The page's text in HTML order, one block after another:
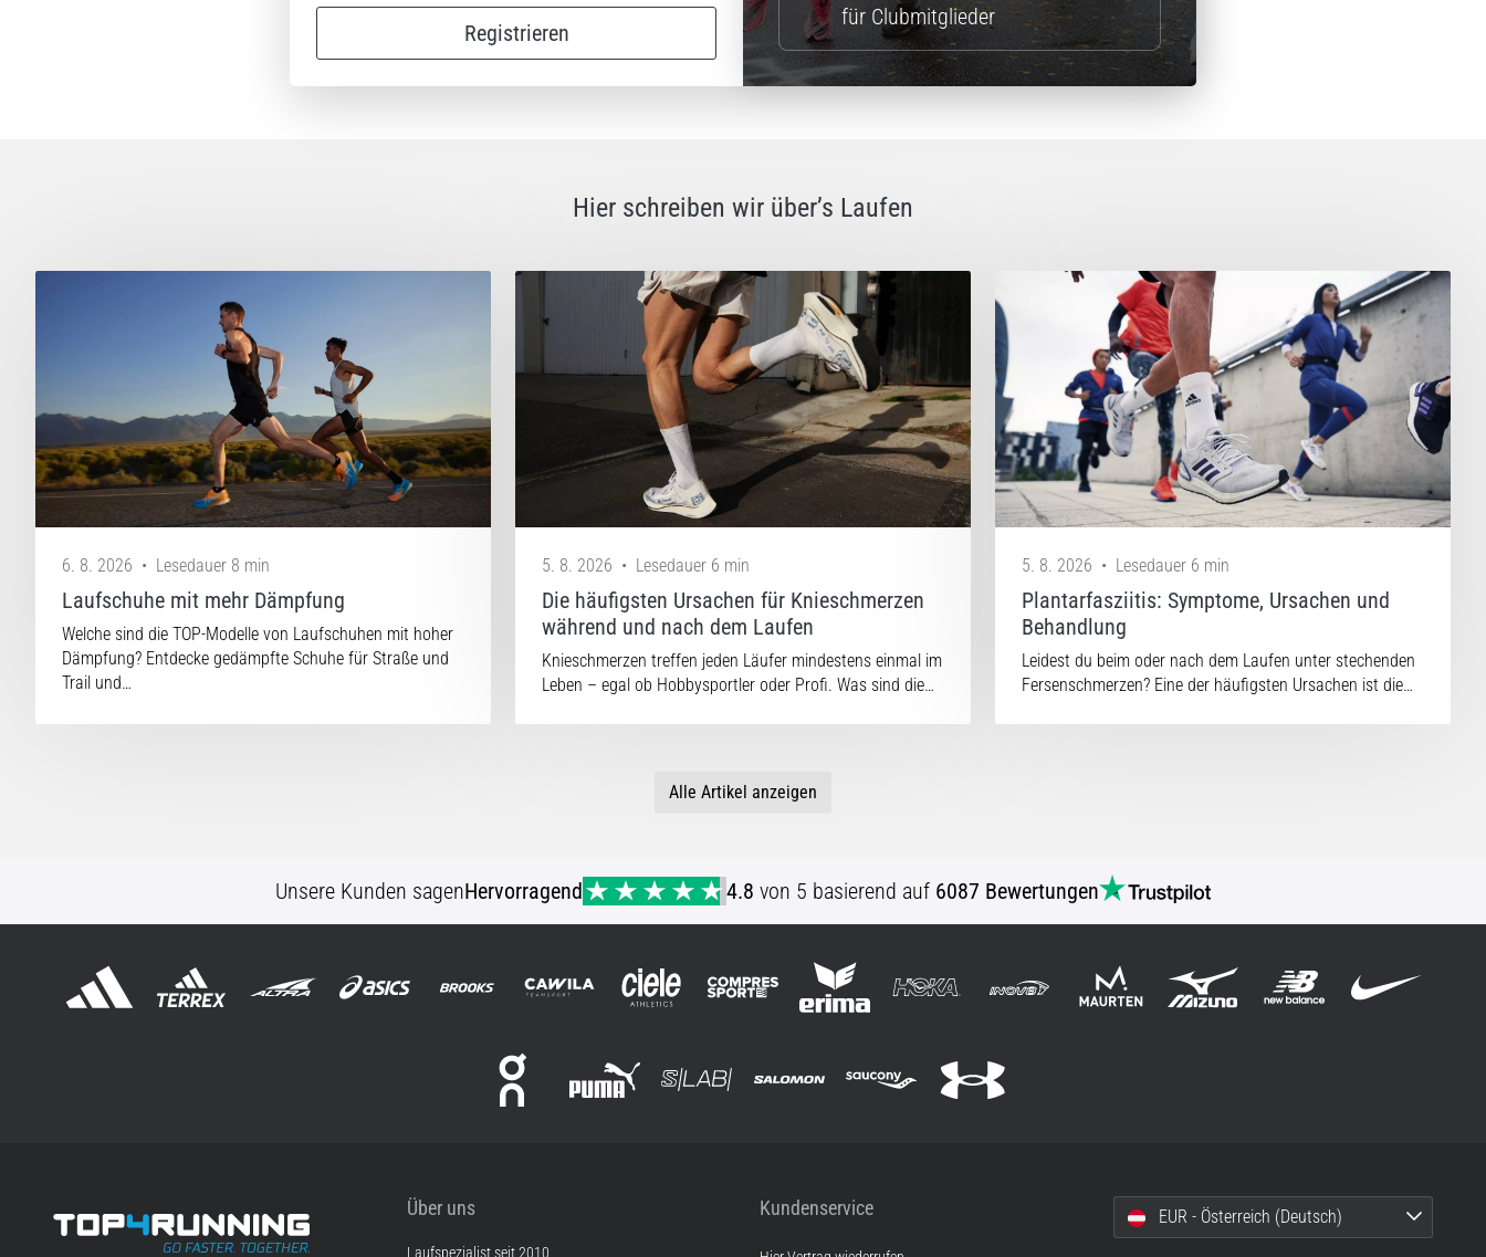
Registrieren
für Clubmitglieder
Hier schreiben wir über’s Laufen
6. 8. 2026 • Lesedauer 8 min
Laufschuhe mit mehr Dämpfung
Welche sind die TOP-Modelle von Laufschuhen mit hoher
Dämpfung? Entdecke gedämpfte Schuhe für Straße und
Trail und…
5. 8. 2026 • Lesedauer 6 min
Die häufigsten Ursachen für Knieschmerzen
während und nach dem Laufen
Knieschmerzen treffen jeden Läufer mindestens einmal im
Leben – egal ob Hobbysportler oder Profi. Was sind die…
5. 8. 2026 • Lesedauer 6 min
Plantarfasziitis: Symptome, Ursachen und
Behandlung
Leidest du beim oder nach dem Laufen unter stechenden
Fersenschmerzen? Eine der häufigsten Ursachen ist die…
Alle Artikel anzeigen
Unsere Kunden sagenHervorragend 4.8 von 5 basierend auf 6087 Bewertungen
Über uns Kundenservice EUR - Österreich (Deutsch)